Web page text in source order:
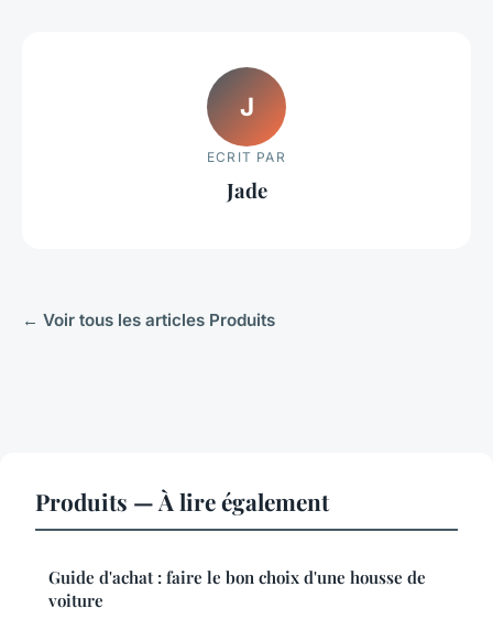
J
ECRIT PAR
Jade
← Voir tous les articles Produits
Produits — À lire également
Guide d'achat : faire le bon choix d'une housse de
voiture